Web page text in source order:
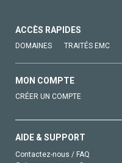
ACCÈS RAPIDES
DOMAINES TRAITÉS EMC
MON COMPTE
CRÉER UN COMPTE
AIDE & SUPPORT
Contactez-nous / FAQ